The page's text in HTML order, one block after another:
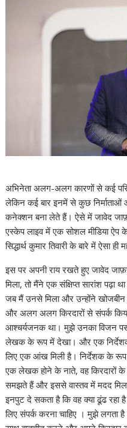
अभिनेता अलग-अलग कारणों से कई
लेकिन कई बार इनमें से कुछ
कनेक्शन बना लेते हैं। ऐसे में जावेद
एस्केप लाइव में एक सोशल मीडिया ऐप
सिद्धार्थ कुमार तिवारी के बारे में ऐसा
इस पर अपनी राय रखते हुए जावेद
मिला, तो मैंने एक संक्षिप्त सारांश
जब मैं उनसे मिला और उन्होंने
और अलग अलग किरदारों से संपर्क
आश्चर्यजनक था। मुझे उनका विजन
लेखक के रूप में देखा। और एक
लिए एक आंख मिली है। निर्देशक के
एक लेखक होने के नाते, वह किरदारों
समझते हैं और इससे वास्तव में मदद
इनपुट दे सकता है कि वह क्या ढूंढ
लिए संपर्क करना चाहिए । मुझे